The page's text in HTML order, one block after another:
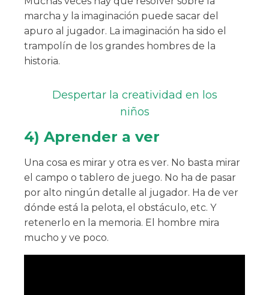
marcha y la imaginación puede sacar del
apuro al jugador. La imaginación ha sido el
trampolín de los grandes hombres de la
historia.
Despertar la creatividad en los
niños
4) Aprender a ver
Una cosa es mirar y otra es ver. No basta mirar
el campo o tablero de juego. No ha de pasar
por alto ningún detalle al jugador. Ha de ver
dónde está la pelota, el obstáculo, etc. Y
retenerlo en la memoria. El hombre mira
mucho y ve poco.